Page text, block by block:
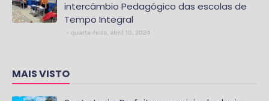
intercâmbio Pedagógico das escolas de
Tempo Integral
quarta-feira, abril 10, 2024
MAIS VISTO